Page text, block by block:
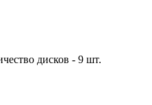
дисков - 9 шт.